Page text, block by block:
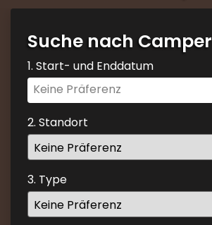
Suche nach Camper
1. Start- und Enddatum
Navigate
forward
to
interact
with
calendar
and
select
2. Standort
3. Type